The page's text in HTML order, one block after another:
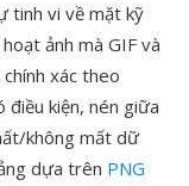
tinh vi về mặt kỹ
ảnh mà GIF và
xác theo
điều kiện, nén giữa
không mất dữ
dựa trên PNG